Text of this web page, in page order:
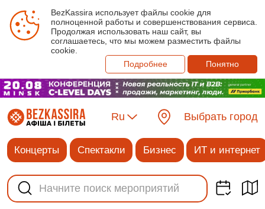
BezKassira использует файлы cookie для
полноценной работы и совершенствования сервиса.
Продолжая использовать наш сайт, вы
соглашаетесь, что мы можем разместить файлы
cookie.
Подробнее
Понятно
Ru Выбрать город
Концерты Спектакли Бизнес ИТ и интернет